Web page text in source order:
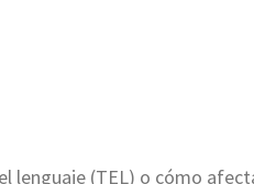
lenguaje (TEL) o cómo